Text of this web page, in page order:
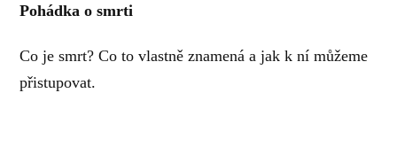
Pohádka o smrti
Co je smrt? Co to vlastně znamená a jak k ní můžeme
přistupovat.